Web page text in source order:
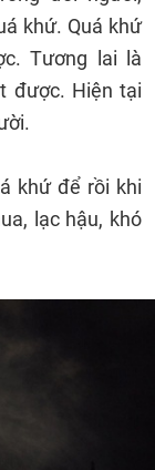
khứ. Quá khứ
Tương lai là
được. Hiện tại
khứ để rồi khi
lạc hậu, khó